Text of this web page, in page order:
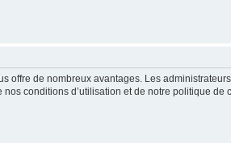
offre de nombreux avantages. Les
conditions d’utilisation et de notre politique